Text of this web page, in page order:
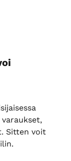
Sitten voit